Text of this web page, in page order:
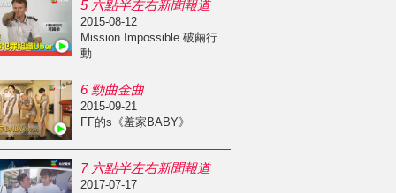
5 六點半左右新聞報道
2015-08-12
Mission Impossible 破繭行
動
6 勁曲金曲
2015-09-21
FF的s《羞家BABY》
7 六點半左右新聞報道
2017-07-17